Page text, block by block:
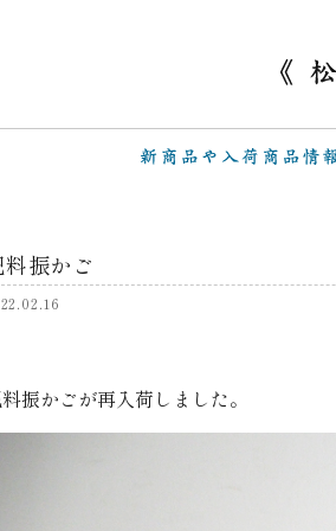
振かご
振かごが再入荷しました。